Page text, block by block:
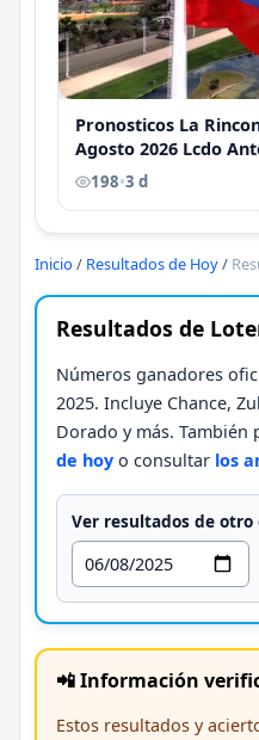
Pronosticos La
Agosto 2026 Lcdo
198•3 d
Inicio / Resultados de Hoy/
Resultados de
Números ganadores
2025. Incluye Chance,
Dorado y más. También
de hoy o consultar los
Ver resultados de otro
📲 Información
Estos resultados y